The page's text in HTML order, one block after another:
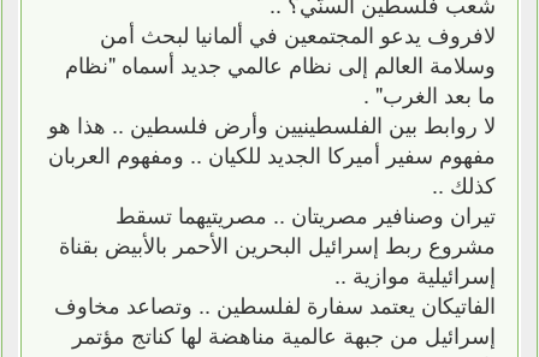
لافروف يدعو المجتمعين في ألمانيا لبحث أمن
وسلامة العالم إلى نظام عالمي جديد أسماه "نظام
ما بعد الغرب" .
لا روابط بين الفلسطينيين وأرض فلسطين .. هذا هو
مفهوم سفير أميركا الجديد للكيان .. ومفهوم العربان
كذلك ..
تيران وصنافير مصريتان .. مصريتيهما تسقط
مشروع ربط إسرائيل البحرين الأحمر بالأبيض بقناة
إسرائيلية موازية ..
الفاتيكان يعتمد سفارة لفلسطين .. وتصاعد مخاوف
إسرائيل من جبهة عالمية مناهضة لها كناتج مؤتمر